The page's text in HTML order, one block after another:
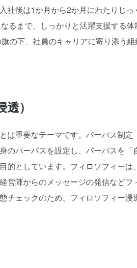
社後は1か月から2か月にわたりじっ
るまで、しっかりと活躍支援する体
の下、社員のキャリアに寄り添う
）
は重要なテーマです。パーパス制定
のパーパスを設定し、パーパスを「
としています。フィロソフィーは、
営陣からのメッセージの発信などフ
チェックのため、フィロソフィー浸